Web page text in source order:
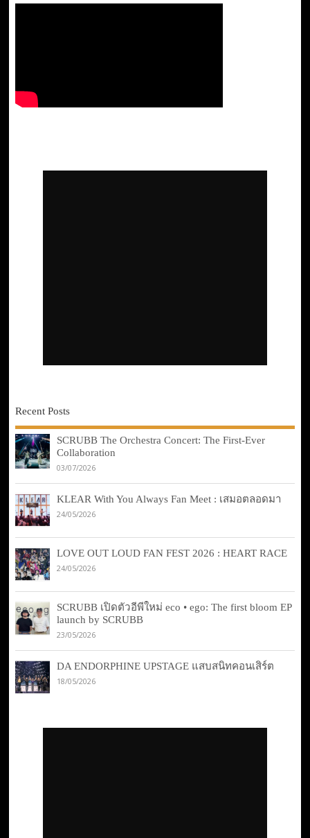
Recent Posts
SCRUBB The Orchestra Concert: The First-Ever
Collaboration
03/07/2026
KLEAR With You Always Fan Meet : เสมอตลอดมา
24/05/2026
LOVE OUT LOUD FAN FEST 2026 : HEART RACE
24/05/2026
SCRUBB เปิดตัวอีพีใหม่ eco • ego: The first bloom EP
launch by SCRUBB
23/05/2026
DA ENDORPHINE UPSTAGE แสบสนิทคอนเสิร์ต
18/05/2026